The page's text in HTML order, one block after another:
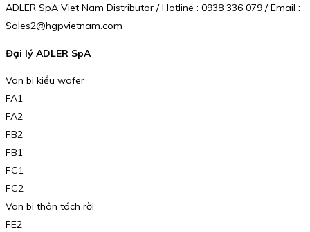
ADLER SpA Viet Nam Distributor / Hotline : 0938 336 079 / Email :
Sales2@hgpvietnam.com
Đại lý ADLER SpA
Van bi kiểu wafer
FA1
FA2
FB2
FB1
FC1
FC2
Van bi thân tách rời
FE2